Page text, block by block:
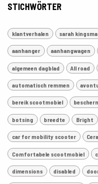
STICHWÖRTER
klantverhalen sarah kingsma
aanhanger aanhangwagen
algemeen dagblad All road
automatisch remmen
bereik scootmobiel
botsing breedte Bright
car for mobility scooter
Comfortabele scootmobiel
dimensions disabled